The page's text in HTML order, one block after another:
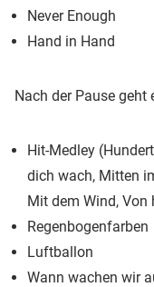
Never Enough
Hand in Hand
Nach der Pause
Hit-Medley
dich wach, Mitten
Mit dem Wind, Von
Regenbogenfarben
Luftballon
Wann wachen wir